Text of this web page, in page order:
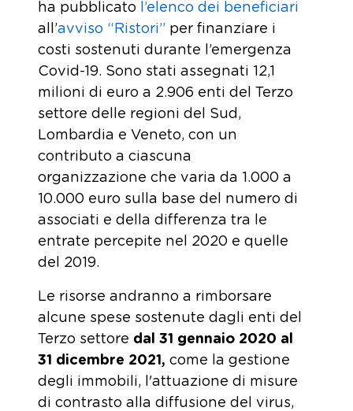
ha pubblicato l’elenco dei beneficiari
all’avviso “Ristori” per finanziare i
costi sostenuti durante l’emergenza
Covid-19. Sono stati assegnati 12,1
milioni di euro a 2.906 enti del Terzo
settore delle regioni del Sud,
Lombardia e Veneto, con un
contributo a ciascuna
organizzazione che varia da 1.000 a
10.000 euro sulla base del numero di
associati e della differenza tra le
entrate percepite nel 2020 e quelle
del 2019.
Le risorse andranno a rimborsare
alcune spese sostenute dagli enti del
Terzo settore dal 31 gennaio 2020 al
31 dicembre 2021, come la gestione
degli immobili, l'attuazione di misure
di contrasto alla diffusione del virus,